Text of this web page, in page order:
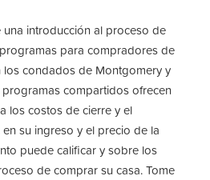
introducción al proceso de
para compradores de
condados de Montgomery y
compartidos ofrecen
los costos de cierre y el
su ingreso y el precio de la
puede calificar y sobre los
de comprar su casa. Tome